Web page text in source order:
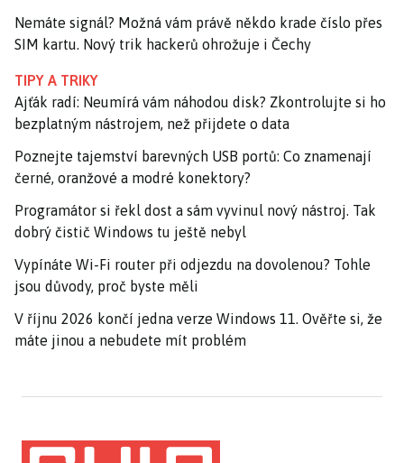
Nemáte signál? Možná vám právě někdo krade číslo přes
SIM kartu. Nový trik hackerů ohrožuje i Čechy
TIPY A TRIKY
Ajťák radí: Neumírá vám náhodou disk? Zkontrolujte si ho
bezplatným nástrojem, než přijdete o data
Poznejte tajemství barevných USB portů: Co znamenají
černé, oranžové a modré konektory?
Programátor si řekl dost a sám vyvinul nový nástroj. Tak
dobrý čistič Windows tu ještě nebyl
Vypínáte Wi-Fi router při odjezdu na dovolenou? Tohle
jsou důvody, proč byste měli
V říjnu 2026 končí jedna verze Windows 11. Ověřte si, že
máte jinou a nebudete mít problém